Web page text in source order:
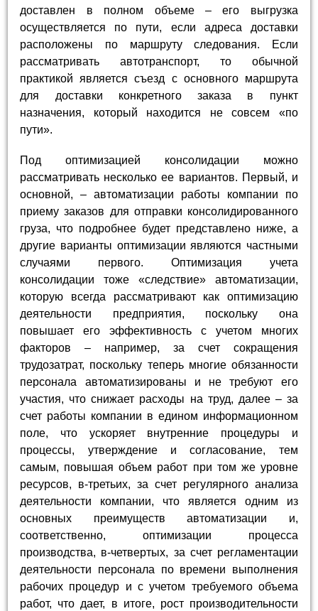
доставлен в полном объеме – его выгрузка
осуществляется по пути, если адреса доставки
расположены по маршруту следования. Если
рассматривать автотранспорт, то обычной
практикой является съезд с основного маршрута
для доставки конкретного заказа в пункт
назначения, который находится не совсем «по
пути».
Под оптимизацией консолидации можно
рассматривать несколько ее вариантов. Первый, и
основной, – автоматизации работы компании по
приему заказов для отправки консолидированного
груза, что подробнее будет представлено ниже, а
другие варианты оптимизации являются частными
случаями первого. Оптимизация учета
консолидации тоже «следствие» автоматизации,
которую всегда рассматривают как оптимизацию
деятельности предприятия, поскольку она
повышает его эффективность с учетом многих
факторов – например, за счет сокращения
трудозатрат, поскольку теперь многие обязанности
персонала автоматизированы и не требуют его
участия, что снижает расходы на труд, далее – за
счет работы компании в едином информационном
поле, что ускоряет внутренние процедуры и
процессы, утверждение и согласование, тем
самым, повышая объем работ при том же уровне
ресурсов, в-третьих, за счет регулярного анализа
деятельности компании, что является одним из
основных преимуществ автоматизации и,
соответственно, оптимизации процесса
производства, в-четвертых, за счет регламентации
деятельности персонала по времени выполнения
рабочих процедур и с учетом требуемого объема
работ, что дает, в итоге, рост производительности